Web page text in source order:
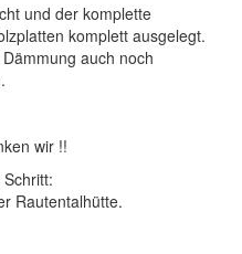
und der komplette
komplett ausgelegt.
auch noch
wir !!
Rautentalhütte.